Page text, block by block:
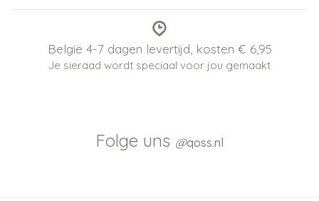
België 4-7 dagen levertijd, kosten € 6,95
Je sieraad wordt speciaal voor jou gemaakt
Folge uns @qoss.nl